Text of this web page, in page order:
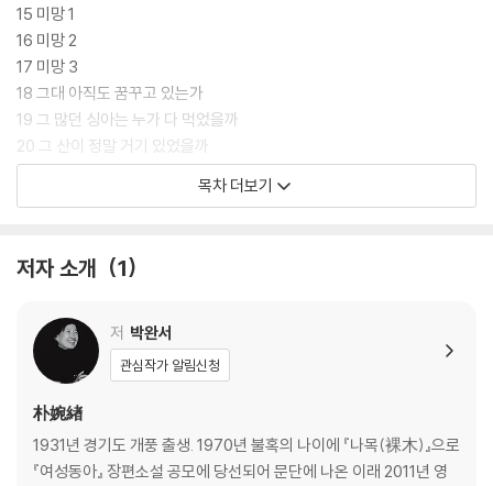
15 미망 1
16 미망 2
17 미망 3
18 그대 아직도 꿈꾸고 있는가
19 그 많던 싱아는 누가 다 먹었을까
20 그 산이 정말 거기 있었을까
21 아주 오래된 농담
목차 더보기
저자 소개 1
저 박완서
관심작가 알림신청
朴婉緖
1931년 경기도 개풍 출생. 1970년 불혹의 나이에 『나목(裸木)』으로
『여성동아』 장편소설 공모에 당선되어 문단에 나온 이래 2011년 영